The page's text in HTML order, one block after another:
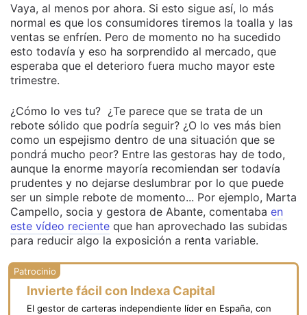
Vaya, al menos por ahora. Si esto sigue así, lo más
normal es que los consumidores tiremos la toalla y las
ventas se enfríen. Pero de momento no ha sucedido
esto todavía y eso ha sorprendido al mercado, que
esperaba que el deterioro fuera mucho mayor este
trimestre.
¿Cómo lo ves tu? ¿Te parece que se trata de un
rebote sólido que podría seguir? ¿O lo ves más bien
como un espejismo dentro de una situación que se
pondrá mucho peor? Entre las gestoras hay de todo,
aunque la enorme mayoría recomiendan ser todavía
prudentes y no dejarse deslumbrar por lo que puede
ser un simple rebote de momento... Por ejemplo, Marta
Campello, socia y gestora de Abante, comentaba en
este vídeo reciente que han aprovechado las subidas
para reducir algo la exposición a renta variable.
Invierte fácil con Indexa Capital
El gestor de carteras independiente líder en España, con